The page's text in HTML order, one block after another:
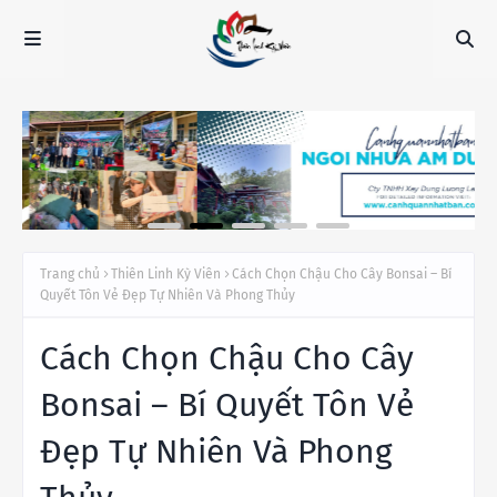
Trang chủ Thiên Linh Kỳ Viên
Cách Chọn Chậu Cho Cây Bonsai – Bí
Quyết Tôn Vẻ Đẹp Tự Nhiên Và Phong Thủy
Cách Chọn Chậu Cho Cây
Bonsai – Bí Quyết Tôn Vẻ
Đẹp Tự Nhiên Và Phong